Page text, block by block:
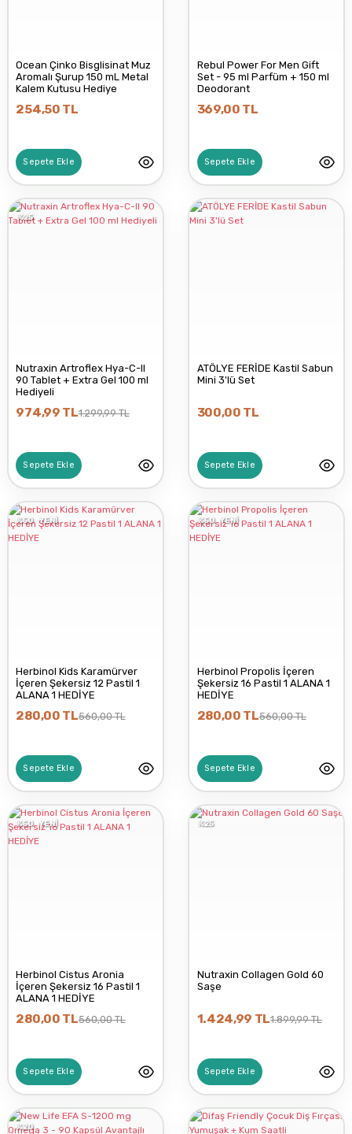
Ocean Çinko Bisglisinat Muz
Aromalı Şurup 150 mL Metal
Kalem Kutusu Hediye
254,50 TL
Sepete Ekle
Rebul Power For Men Gift
Set - 95 ml Parfüm + 150 ml
Deodorant
369,00 TL
Sepete Ekle
%25
Nutraxin Artroflex Hya-C-II
90 Tablet + Extra Gel 100 ml
Hediyeli
974,99 TL1.299,99 TL
Sepete Ekle
ATÖLYE FERİDE Kastil Sabun
Mini 3'lü Set
300,00 TL
Sepete Ekle
%50 YENİ
Herbinol Kids Karamürver
İçeren Şekersiz 12 Pastil 1
ALANA 1 HEDİYE
280,00 TL560,00 TL
Sepete Ekle
%50 YENİ
Herbinol Propolis İçeren
Şekersiz 16 Pastil 1 ALANA 1
HEDİYE
280,00 TL560,00 TL
Sepete Ekle
%50 YENİ
Herbinol Cistus Aronia
İçeren Şekersiz 16 Pastil 1
ALANA 1 HEDİYE
280,00 TL560,00 TL
Sepete Ekle
%25
Nutraxin Collagen Gold 60
Saşe
1.424,99 TL1.899,99 TL
Sepete Ekle
%20